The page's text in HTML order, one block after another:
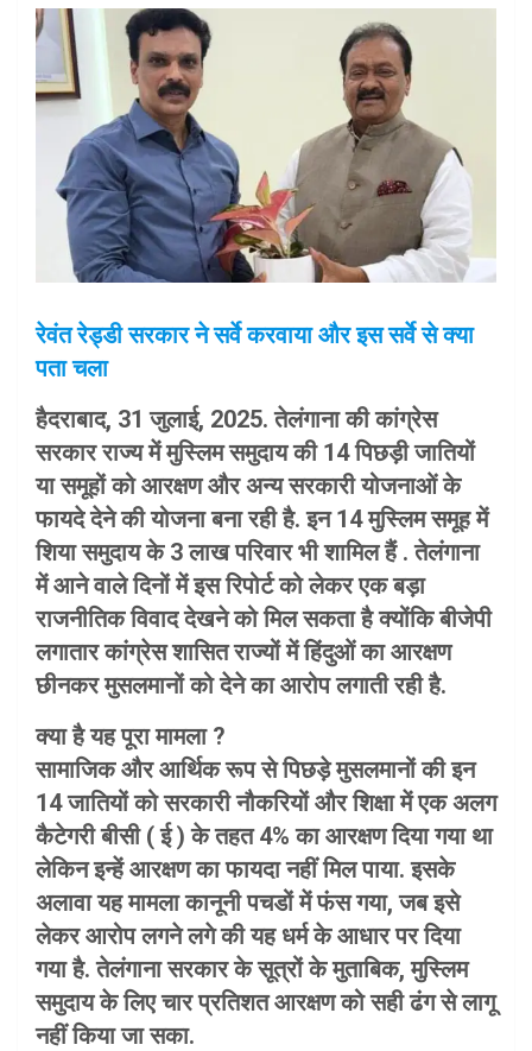
रेवंत रेड्डी सरकार ने सर्वे करवाया और इस सर्वे से क्या
पता चला
हैदराबाद, 31 जुलाई, 2025. तेलंगाना की कांग्रेस
सरकार राज्य में मुस्लिम समुदाय की 14 पिछड़ी जातियों
या समूहों को आरक्षण और अन्य सरकारी योजनाओं के
फायदे देने की योजना बना रही है. इन 14 मुस्लिम समूह में
शिया समुदाय के 3 लाख परिवार भी शामिल हैं . तेलंगाना
में आने वाले दिनों में इस रिपोर्ट को लेकर एक बड़ा
राजनीतिक विवाद देखने को मिल सकता है क्योंकि बीजेपी
लगातार कांग्रेस शासित राज्यों में हिंदुओं का आरक्षण
छीनकर मुसलमानों को देने का आरोप लगाती रही है.
क्या है यह पूरा मामला ?
सामाजिक और आर्थिक रूप से पिछड़े मुसलमानों की इन
14 जातियों को सरकारी नौकरियों और शिक्षा में एक अलग
कैटेगरी बीसी ( ई ) के तहत 4% का आरक्षण दिया गया था
लेकिन इन्हें आरक्षण का फायदा नहीं मिल पाया. इसके
अलावा यह मामला कानूनी पचडों में फंस गया, जब इसे
लेकर आरोप लगने लगे की यह धर्म के आधार पर दिया
गया है. तेलंगाना सरकार के सूत्रों के मुताबिक, मुस्लिम
समुदाय के लिए चार प्रतिशत आरक्षण को सही ढंग से लागू
नहीं किया जा सका.